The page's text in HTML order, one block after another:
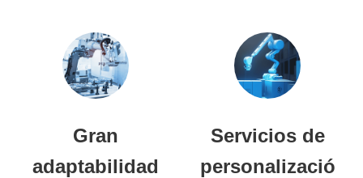
Gran
adaptabilidad
Servicios de
personalizació